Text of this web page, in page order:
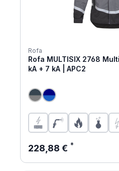
Rofa
Rofa MULTISIX 2768
kA + 7 kA | APC2
Regulärer Preis:
228,88 €